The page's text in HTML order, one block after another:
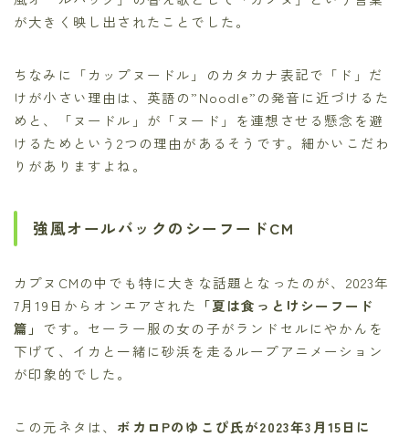
が大きく映し出されたことでした。
ちなみに「カップヌードル」のカタカナ表記で「ド」だ
けが小さい理由は、英語の”Noodle”の発音に近づけるた
めと、「ヌードル」が「ヌード」を連想させる懸念を避
けるためという2つの理由があるそうです。細かいこだわ
りがありますよね。
強風オールバックのシーフードCM
カプヌCMの中でも特に大きな話題となったのが、2023年
7月19日からオンエアされた 「夏は食っとけシーフード
篇」 です。セーラー服の女の子がランドセルにやかんを
下げて、イカと一緒に砂浜を走るループアニメーション
が印象的でした。
この元ネタは、 ボカロPのゆこぴ氏が2023年3月15日に